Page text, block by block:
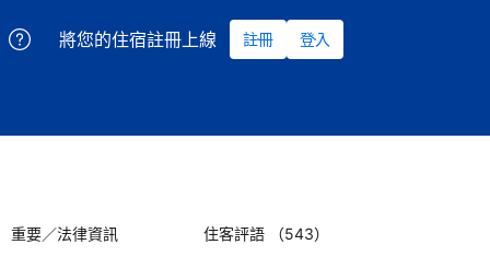
將您的住宿註冊上線 註冊 登入
重要／法律資訊 住客評語 （543）